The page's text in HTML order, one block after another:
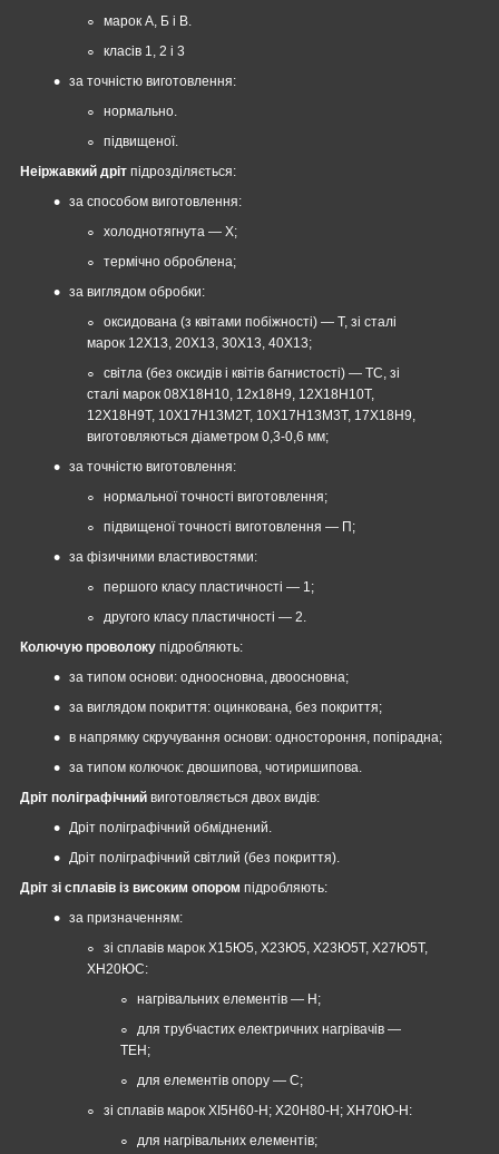
марок А, Б і В.
класів 1, 2 і 3
за точністю виготовлення:
нормально.
підвищеної.
Неіржавкий дріт підрозділяється:
за способом виготовлення:
холоднотягнута — Х;
термічно оброблена;
за виглядом обробки:
оксидована (з квітами побіжності) — Т, зі сталі
марок 12Х13, 20Х13, 30Х13, 40Х13;
світла (без оксидів і квітів багнистості) — ТС, зі
сталі марок 08Х18Н10, 12х18Н9, 12Х18Н10Т,
12Х18Н9Т, 10Х17Н13М2Т, 10Х17Н13М3Т, 17Х18Н9,
виготовляються діаметром 0,3-0,6 мм;
за точністю виготовлення:
нормальної точності виготовлення;
підвищеної точності виготовлення — П;
за фізичними властивостями:
першого класу пластичності — 1;
другого класу пластичності — 2.
Колючую проволоку підробляють:
за типом основи: одноосновна, двоосновна;
за виглядом покриття: оцинкована, без покриття;
в напрямку скручування основи: одностороння, попірадна;
за типом колючок: двошипова, чотиришипова.
Дріт поліграфічний виготовляється двох видів:
Дріт поліграфічний обміднений.
Дріт поліграфічний світлий (без покриття).
Дріт зі сплавів із високим опором підробляють:
за призначенням:
зі сплавів марок Х15Ю5, Х23Ю5, Х23Ю5Т, Х27Ю5Т,
ХН20ЮС:
нагрівальних елементів — Н;
для трубчастих електричних нагрівачів —
ТЕН;
для елементів опору — С;
зі сплавів марок XI5Н60-Н; Х20Н80-Н; ХН70Ю-Н:
для нагрівальних елементів;